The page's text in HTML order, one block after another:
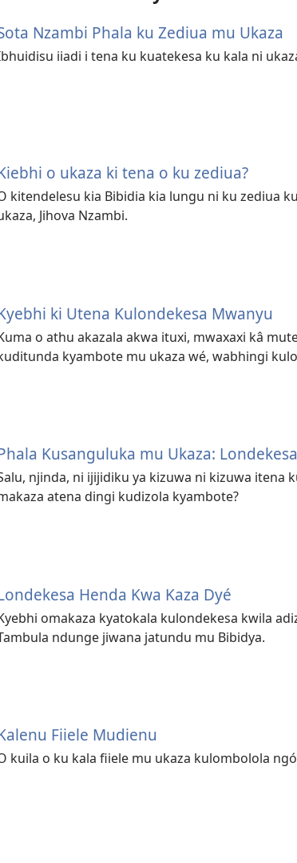
Nzambi Phala ku Zediua mu Ukaza
iiadi i tena ku kuatekesa ku kala ni
o ukaza ki tena o ku zediua?
kitendelesu kia Bibidia kia lungu ni ku zediua
Jihova Nzambi.
ki Utena Kulondekesa Mwanyu
o athu akazala akwa ituxi, mwaxaxi kâ
kyambote mu ukaza wé, wabhingi
Kusanguluka mu Ukaza:
njinda, ni ijijidiku ya kizuwa ni kizuwa itena
atena dingi kudizola kyambote?
Henda Kwa Kaza Dyé
omakaza kyatokala kulondekesa kwila
ndunge jiwana jatundu mu Bibidya.
Fiiele Mudienu
kuila o ku kala fiiele mu ukaza kulombolola